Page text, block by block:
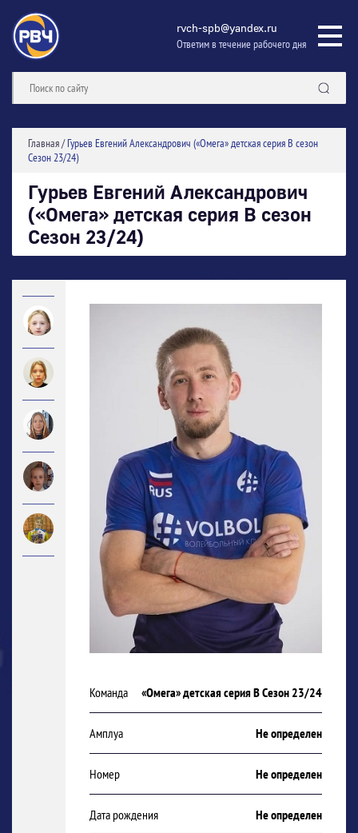
rvch-spb@yandex.ru
Ответим в течение рабочего дня
Главная/Гурьев Евгений Александрович («Омега» детская серия В сезон
Сезон 23/24)
Гурьев Евгений Александрович
(«Омега» детская серия В сезон
Сезон 23/24)
Команда «Омега» детская серия В Сезон 23/24
Амплуа Не определен
Номер Не определен
Дата рождения Не определен